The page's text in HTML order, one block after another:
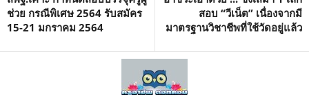
ช่วย กรณีพิเศษ 2564 รับสมัคร
15-21 มกราคม 2564
สอบ “วีเน็ต” เนื่องจากมี
มาตรฐานวิชาชีพที่ใช้วัดอยู่แล้ว